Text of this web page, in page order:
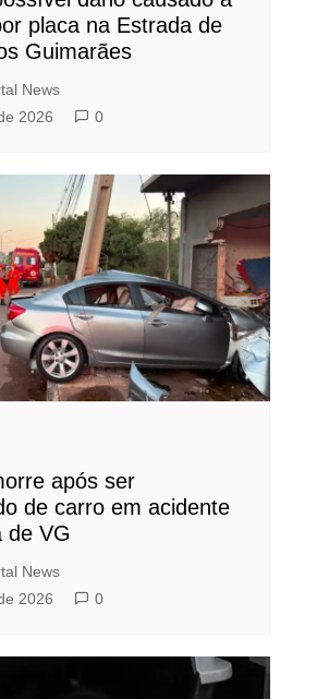
placa na Estrada de
Guimarães
News
2026
0
após ser
de carro em acidente
de VG
News
2026
0